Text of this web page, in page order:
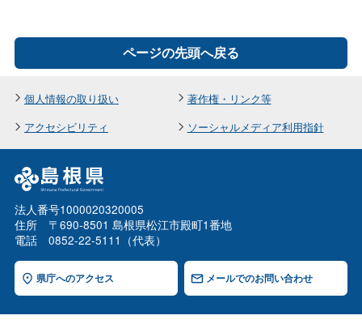
ページの先頭へ戻る
個人情報の取り扱い
著作権・リンク等
アクセシビリティ
ソーシャルメディア利用指針
法人番号1000020320005
住所 〒690-8501 島根県松江市殿町1番地
電話 0852-22-5111（代表）
県庁へのアクセス メールでのお問い合わせ